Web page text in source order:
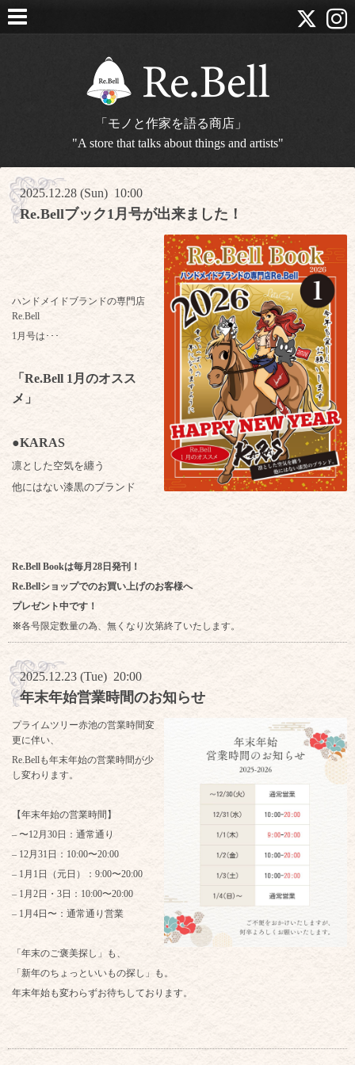
「モノと作家を語る商店」
"A store that talks about things and artists"
2025.12.28 (Sun) 10:00
Re.Bellブック1月号が出来ました！
ハンドメイドブランドの専門店
Re.Bell
1月号は･･･
「Re.Bell 1月のオスス
メ」
●KARAS
凛とした空気を纏う
他にはない漆黒のブランド
Re.Bell Bookは毎月28日発刊！
Re.Bellショップでのお買い上げのお客様へ
プレゼント中です！
※各号限定数量の為、無くなり次第終了いたします。
2025.12.23 (Tue) 20:00
年末年始営業時間のお知らせ
プライムツリー赤池の営業時間変
更に伴い、
Re.Bellも年末年始の営業時間が少
し変わります。
【年末年始の営業時間】
– 〜12月30日：通常通り
– 12月31日：10:00〜20:00
– 1月1日（元日）：9:00〜20:00
– 1月2日・3日：10:00〜20:00
– 1月4日〜：通常通り営業
「年末のご褒美探し」も、
「新年のちょっといいもの探し」も。
年末年始も変わらずお待ちしております。